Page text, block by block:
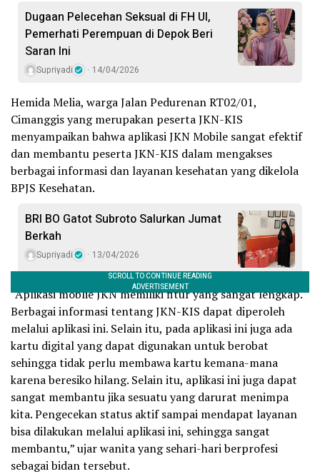
Dugaan Pelecehan Seksual di FH UI,
Pemerhati Perempuan di Depok Beri
Saran Ini
Supriyadi 14/04/2026
Hemida Melia, warga Jalan Pedurenan RT02/01,
Cimanggis yang merupakan peserta JKN-KIS
menyampaikan bahwa aplikasi JKN Mobile sangat efektif
dan membantu peserta JKN-KIS dalam mengakses
berbagai informasi dan layanan kesehatan yang dikelola
BPJS Kesehatan.
BRI BO Gatot Subroto Salurkan Jumat
Berkah
Supriyadi 13/04/2026
“Aplikasi moblie JKN memiliki fitur yang sangat lengkap.
Berbagai informasi tentang JKN-KIS dapat diperoleh
melalui aplikasi ini. Selain itu, pada aplikasi ini juga ada
kartu digital yang dapat digunakan untuk berobat
sehingga tidak perlu membawa kartu kemana-mana
karena beresiko hilang. Selain itu, aplikasi ini juga dapat
sangat membantu jika sesuatu yang darurat menimpa
kita. Pengecekan status aktif sampai mendapat layanan
bisa dilakukan melalui aplikasi ini, sehingga sangat
membantu,” ujar wanita yang sehari-hari berprofesi
sebagai bidan tersebut.